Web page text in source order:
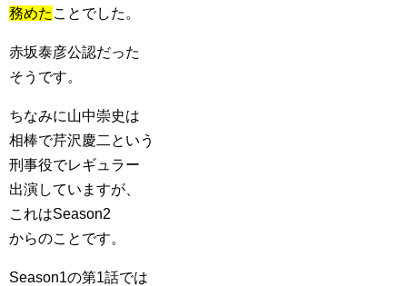
務めた ことでした。
赤坂泰彦公認だった
そうです。
ちなみに山中崇史は
相棒で芹沢慶二という
刑事役でレギュラー
出演していますが、
これはSeason2
からのことです。
Season1の第1話では